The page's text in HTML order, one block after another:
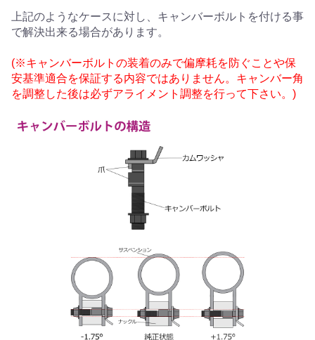
上記のようなケースに対し、キャンバーボルトを付ける事
で解決出来る場合があります。
(※キャンバーボルトの装着のみで偏摩耗を防ぐことや保
安基準適合を保証する内容ではありません。キャンバー角
を調整した後は必ずアライメント調整を行って下さい。)